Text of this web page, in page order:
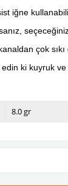
iğne
çok
ki kuyruk
8.0 gr